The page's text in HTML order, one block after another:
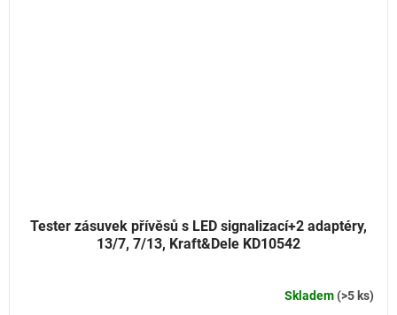
Tester zásuvek přívěsů s LED signalizací+2 adaptéry,
13/7, 7/13, Kraft&Dele KD10542
Skladem(>5 ks)